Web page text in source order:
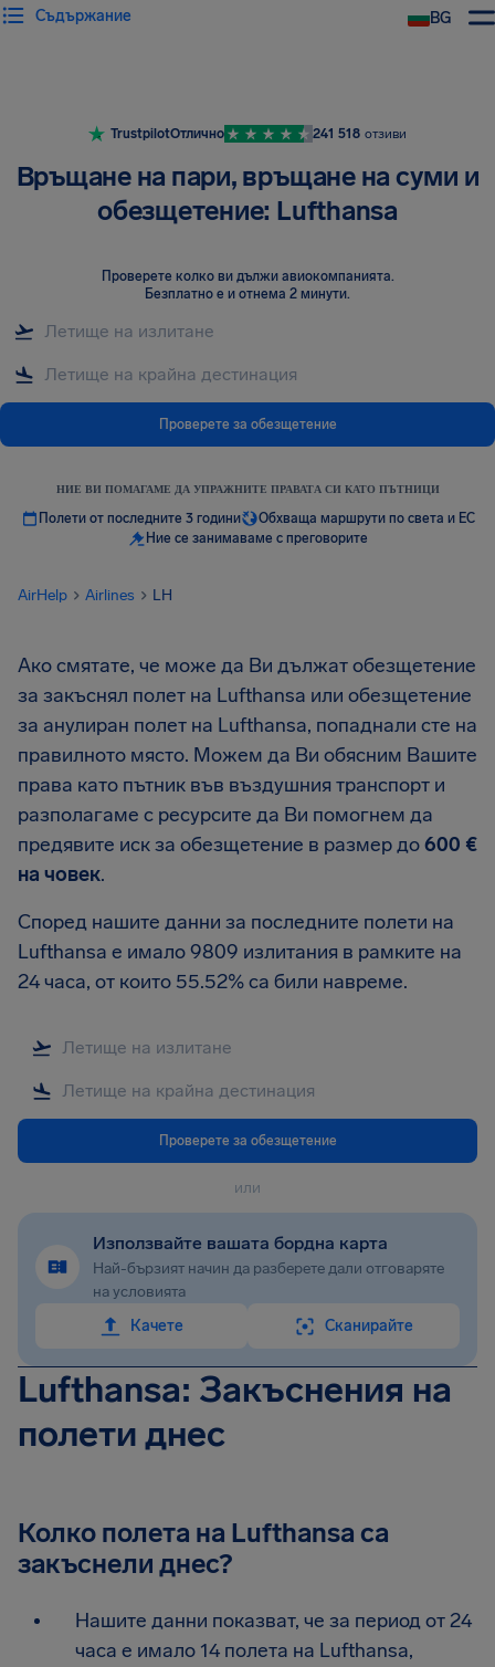
BG
Съдържание
TrustpilotОтлично 241 518 отзиви
Връщане на пари, връщане на суми и
обезщетение: Lufthansa
Проверете колко ви дължи авиокомпанията.
Безплатно е и отнема 2 минути.
Проверете за обезщетение
НИЕ ВИ ПОМАГАМЕ ДА УПРАЖНИТЕ ПРАВАТА СИ КАТО ПЪТНИЦИ
Полети от последните 3 години
Обхваща маршрути по света и ЕС
Ние се занимаваме с преговорите
AirHelp Airlines LH
Ако смятате, че може да Ви дължат обезщетение
за закъснял полет на Lufthansa или обезщетение
за анулиран полет на Lufthansa, попаднали сте на
правилното място. Можем да Ви обясним Вашите
права като пътник във въздушния транспорт и
разполагаме с ресурсите да Ви помогнем да
предявите иск за обезщетение в размер до600 €
на човек.
Според нашите данни за последните полети на
Lufthansa е имало 9809 излитания в рамките на
24 часа, от които 55.52% са били навреме.
Проверете за обезщетение
или
Използвайте вашата бордна карта
Най-бързият начин да разберете дали отговаряте
на условията
Качете
Сканирайте
Lufthansa: Закъснения на
полети днес
Колко полета на Lufthansa са
закъснели днес?
Нашите данни показват, че за период от 24
часа е имало 14 полета на Lufthansa,